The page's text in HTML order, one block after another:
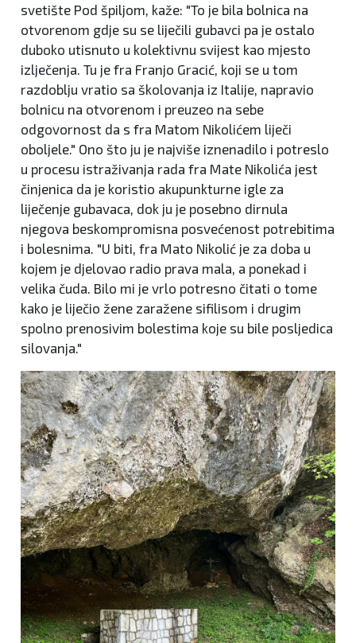
svetište Pod špiljom, kaže: "To je bila bolnica na
otvorenom gdje su se liječili gubavci pa je ostalo
duboko utisnuto u kolektivnu svijest kao mjesto
izlječenja. Tu je fra Franjo Gracić, koji se u tom
razdoblju vratio sa školovanja iz Italije, napravio
bolnicu na otvorenom i preuzeo na sebe
odgovornost da s fra Matom Nikolićem liječi
oboljele." Ono što ju je najviše iznenadilo i potreslo
u procesu istraživanja rada fra Mate Nikolića jest
činjenica da je koristio akupunkturne igle za
liječenje gubavaca, dok ju je posebno dirnula
njegova beskompromisna posvećenost potrebitima
i bolesnima. "U biti, fra Mato Nikolić je za doba u
kojem je djelovao radio prava mala, a ponekad i
velika čuda. Bilo mi je vrlo potresno čitati o tome
kako je liječio žene zaražene sifilisom i drugim
spolno prenosivim bolestima koje su bile posljedica
silovanja."